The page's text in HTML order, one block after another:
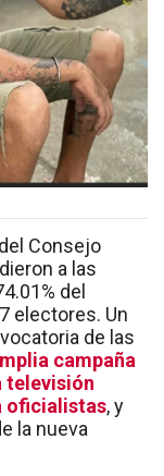
Consejo
a las
del
electores. Un
de las
campaña
televisión
oficialistas, y
la nueva